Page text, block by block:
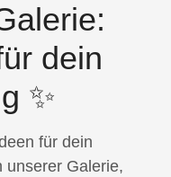
dein
✨
für dein
unserer Galerie,